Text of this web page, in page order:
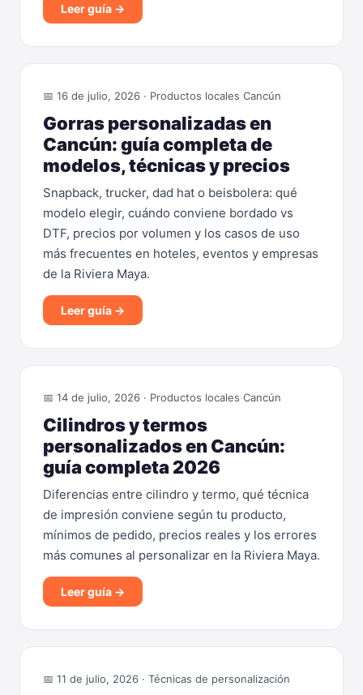
Leer guía →
📅 16 de julio, 2026 · Productos locales Cancún
Gorras personalizadas en
Cancún: guía completa de
modelos, técnicas y precios
Snapback, trucker, dad hat o beisbolera: qué
modelo elegir, cuándo conviene bordado vs
DTF, precios por volumen y los casos de uso
más frecuentes en hoteles, eventos y empresas
de la Riviera Maya.
Leer guía →
📅 14 de julio, 2026 · Productos locales Cancún
Cilindros y termos
personalizados en Cancún:
guía completa 2026
Diferencias entre cilindro y termo, qué técnica
de impresión conviene según tu producto,
mínimos de pedido, precios reales y los errores
más comunes al personalizar en la Riviera Maya.
Leer guía →
📅 11 de julio, 2026 · Técnicas de personalización